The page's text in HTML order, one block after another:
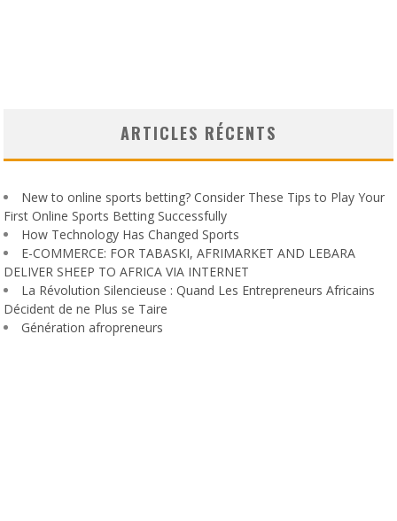
ARTICLES RÉCENTS
New to online sports betting? Consider These Tips to Play Your
First Online Sports Betting Successfully
How Technology Has Changed Sports
E-COMMERCE: FOR TABASKI, AFRIMARKET AND LEBARA
DELIVER SHEEP TO AFRICA VIA INTERNET
La Révolution Silencieuse : Quand Les Entrepreneurs Africains
Décident de ne Plus se Taire
Génération afropreneurs